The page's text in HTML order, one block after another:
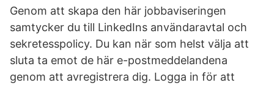
Genom att skapa den här jobbaviseringen
samtycker du till LinkedIns användaravtal och
sekretesspolicy. Du kan när som helst välja att
sluta ta emot de här e-postmeddelandena
genom att avregistrera dig. Logga in för att